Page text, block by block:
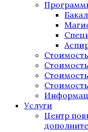
Услуги
Центр